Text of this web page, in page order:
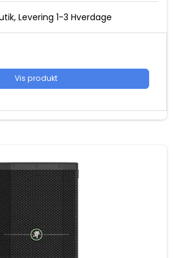
Levering 1-3 Hverdage
Vis produkt